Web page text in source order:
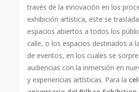
través de la innovación en los
exhibición artística, este se
espacios abiertos a todos los
calle, o los espacios destinados a
de eventos, en los cuales se
audiencias con la inmersión en
y experiencias artísticas. Para la